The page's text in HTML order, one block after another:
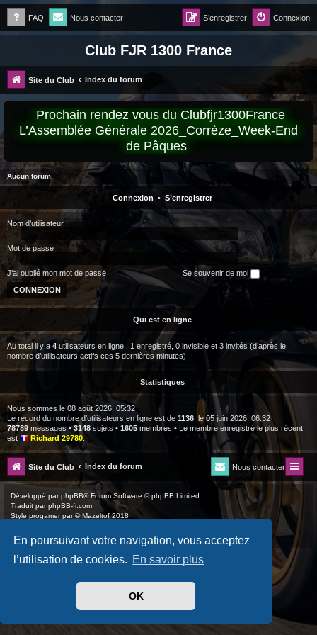
En poursuivant votre navigation, vous acceptez
l’utilisation de cookies. En savoir plus
OK
FAQ Nous contacter Connexion
S’enregistrer
Club FJR 1300 France
Site du Club Index du forum
Prochain rendez vous du Clubfjr1300France
L’Assemblée Générale 2026_Corrèze_Week-End
de Pâques
Aucun forum.
Connexion • S’enregistrer
Nom d’utilisateur :
Mot de passe :
J’ai oublié mon mot de passe Se souvenir de moi
Qui est en ligne
Au total il y a 4 utilisateurs en ligne : 1 enregistré, 0 invisible et 3 invités (d’après le
nombre d’utilisateurs actifs ces 5 dernières minutes)
Statistiques
Nous sommes le 08 août 2026, 05:32
Le record du nombre d’utilisateurs en ligne est de 1136 , le 05 juin 2026, 06:32
78789 messages •3148 sujets • 1605 membres • Le membre enregistré le plus récent
est
Richard 29780.
Site du Club Index du forum Nous contacter
Développé parphpBB® Forum Software © phpBB Limited
Traduit parphpBB-fr.com
Style progamerpar ©Mazeltof2018
Confidentialité
Conditions